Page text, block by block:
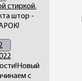
стиркой.
штор -
с